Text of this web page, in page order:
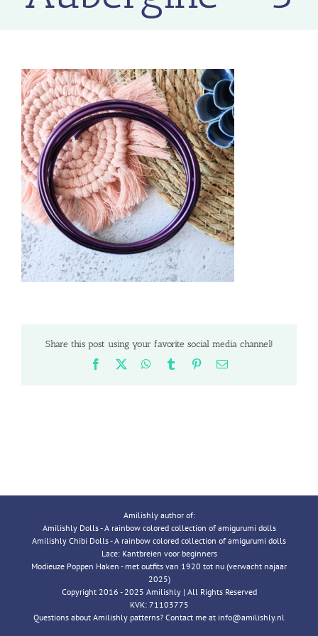
Share this post using your favorite social media channel!
Facebook WhatsApp
Tumblr PinterestEmail
Amilishly author of:
Amilishly Dolls - A rainbow colored collection of amigurumi dolls
Amilishly Chibi Dolls - A rainbow colored collection of amigurumi dolls
Lace: Kantbreien voor beginners
Modieuze Poppen Haken - met outfits van 1920 tot nu (verwacht najaar
2025)
Copyright 2016 - 2025 Amilishly | All Rights Reserved
KVK: 71103775
Questions about Amilishly patterns? Contact me at info@amilishly.nl